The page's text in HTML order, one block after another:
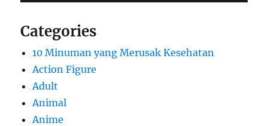
Categories
10 Minuman yang Merusak Kesehatan
Action Figure
Adult
Animal
Anime